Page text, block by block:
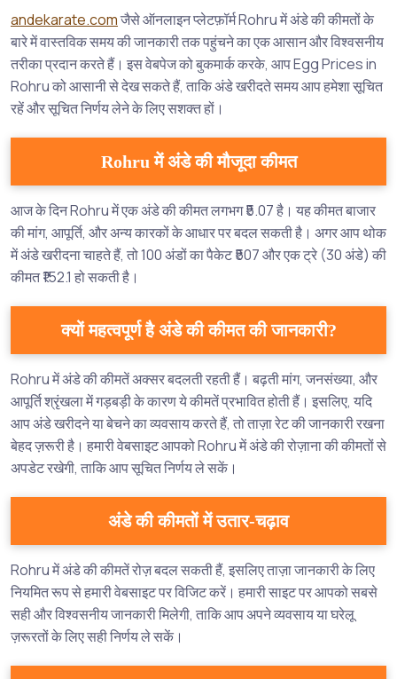
andekarate.comजैसे ऑनलाइन प्लेटफ़ॉर्म Rohru में अंडे की कीमतों के
बारे में वास्तविक समय की जानकारी तक पहुंचने का एक आसान और विश्वसनीय
तरीका प्रदान करते हैं। इस वेबपेज को बुकमार्क करके, आप Egg Prices in
Rohru को आसानी से देख सकते हैं, ताकि अंडे खरीदते समय आप हमेशा सूचित
रहें और सूचित निर्णय लेने के लिए सशक्त हों।
Rohru में अंडे की मौजूदा कीमत
आज के दिन Rohru में एक अंडे की कीमत लगभग ₹5.07 है। यह कीमत बाजार
की मांग, आपूर्ति, और अन्य कारकों के आधार पर बदल सकती है। अगर आप थोक
में अंडे खरीदना चाहते हैं, तो 100 अंडों का पैकेट ₹507 और एक ट्रे (30 अंडे) की
कीमत ₹152.1 हो सकती है।
क्यों महत्वपूर्ण है अंडे की कीमत की जानकारी?
Rohru में अंडे की कीमतें अक्सर बदलती रहती हैं। बढ़ती मांग, जनसंख्या, और
आपूर्ति श्रृंखला में गड़बड़ी के कारण ये कीमतें प्रभावित होती हैं। इसलिए, यदि
आप अंडे खरीदने या बेचने का व्यवसाय करते हैं, तो ताज़ा रेट की जानकारी रखना
बेहद ज़रूरी है। हमारी वेबसाइट आपको Rohru में अंडे की रोज़ाना की कीमतों से
अपडेट रखेगी, ताकि आप सूचित निर्णय ले सकें।
अंडे की कीमतों में उतार-चढ़ाव
Rohru में अंडे की कीमतें रोज़ बदल सकती हैं, इसलिए ताज़ा जानकारी के लिए
नियमित रूप से हमारी वेबसाइट पर विजिट करें। हमारी साइट पर आपको सबसे
सही और विश्वसनीय जानकारी मिलेगी, ताकि आप अपने व्यवसाय या घरेलू
ज़रूरतों के लिए सही निर्णय ले सकें।